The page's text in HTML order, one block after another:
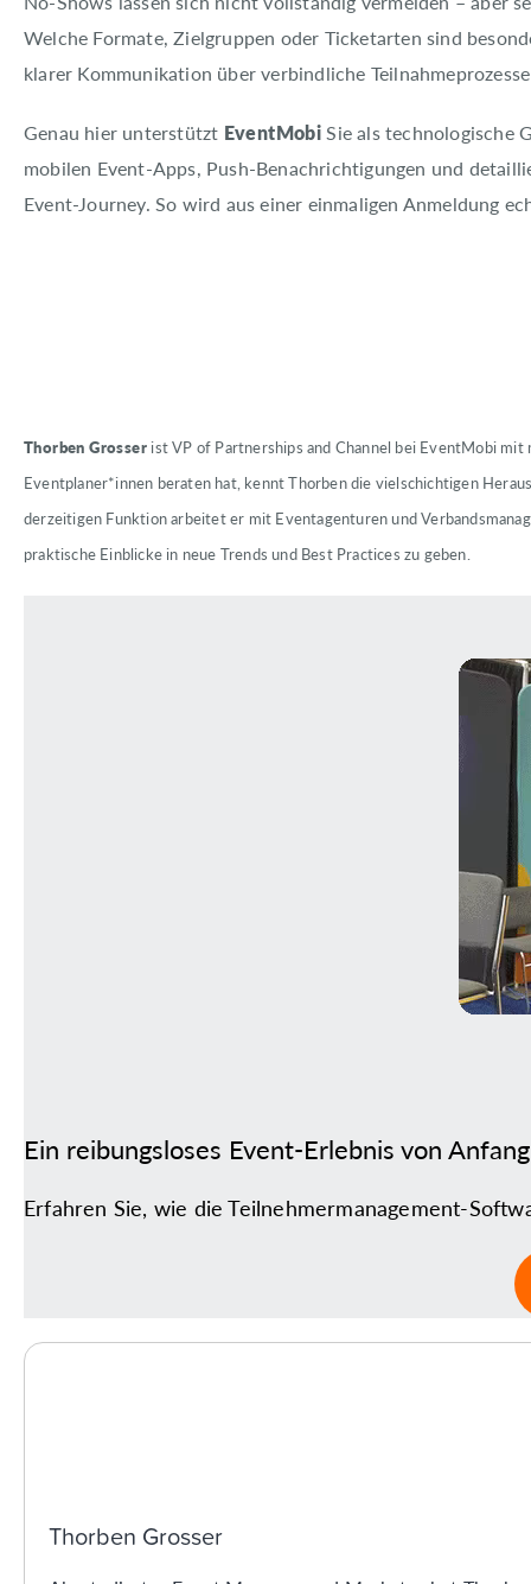
Welche Formate, Zielgruppen oder Ticketarten sind
klarer Kommunikation über verbindliche
Genau hier unterstützt EventMobiSie als technologische
mobilen Event-Apps, Push-Benachrichtigungen und
Event-Journey. So wird aus einer einmaligen Anmeldung
Thorben Grosser ist VP of Partnerships and Channel bei EventMobi
Eventplaner*innen beraten hat, kennt Thorben die vielschichtigen
derzeitigen Funktion arbeitet er mit Eventagenturen und
praktische Einblicke in neue Trends und Best Practices zu geben.
Ein reibungsloses Event-Erlebnis von
Erfahren Sie, wie die Teilnehmermanagement-
Thorben Grosser